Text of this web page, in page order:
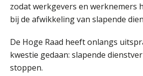
zodat werkgevers en werknemers
bij de afwikkeling van slapende
De Hoge Raad heeft onlangs
kwestie gedaan: slapende
stoppen.